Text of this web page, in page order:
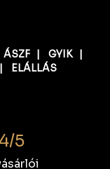
ÁSZF| GYIK|
| ELÁLLÁS
5